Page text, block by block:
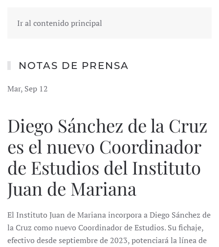
Ir al contenido principal
NOTAS DE PRENSA
Mar, Sep 12
Diego Sánchez de la Cruz
es el nuevo Coordinador
de Estudios del Instituto
Juan de Mariana
El Instituto Juan de Mariana incorpora a Diego Sánchez de
la Cruz como nuevo Coordinador de Estudios. Su fichaje,
efectivo desde septiembre de 2023, potenciará la línea de